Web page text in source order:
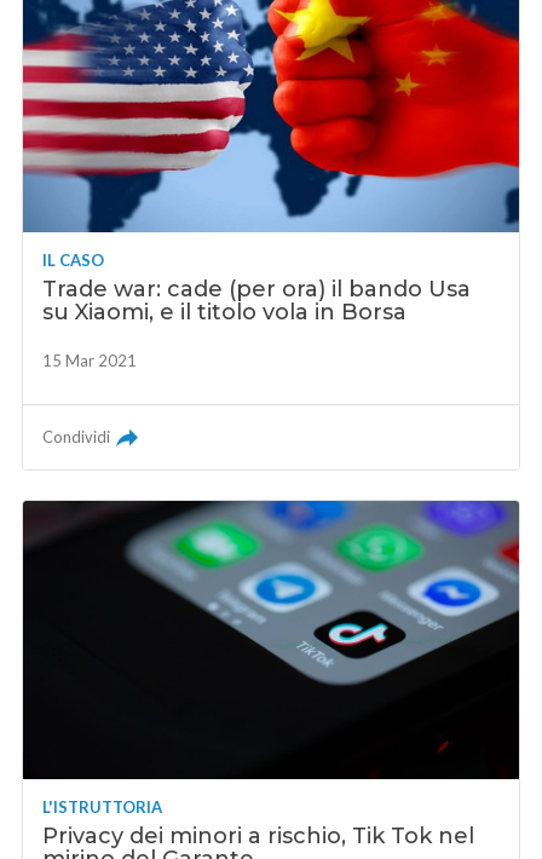
IL CASO
Trade war: cade (per ora) il bando Usa
su Xiaomi, e il titolo vola in Borsa
15 Mar 2021
Condividi
L'ISTRUTTORIA
Privacy dei minori a rischio, Tik Tok nel